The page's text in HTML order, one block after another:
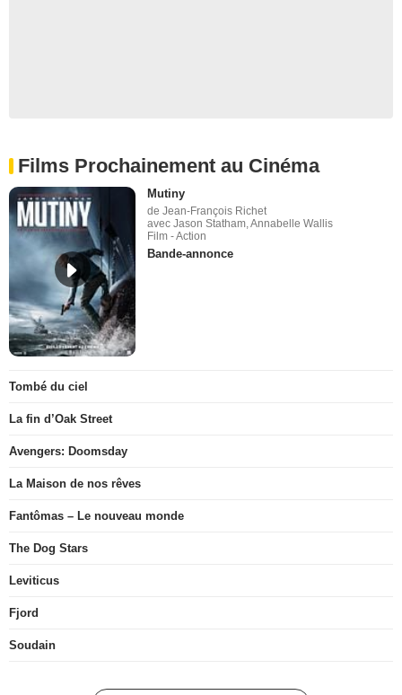
Films Prochainement au Cinéma
Mutiny
de Jean-François Richet
avec Jason Statham, Annabelle Wallis
Film - Action
Bande-annonce
Tombé du ciel
La fin d’Oak Street
Avengers: Doomsday
La Maison de nos rêves
Fantômas – Le nouveau monde
The Dog Stars
Leviticus
Fjord
Soudain